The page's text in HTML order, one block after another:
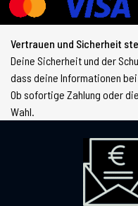
Vertrauen und Sicherheit
Deine Sicherheit und der
dass deine Informationen
Ob sofortige Zahlung oder
Wahl.